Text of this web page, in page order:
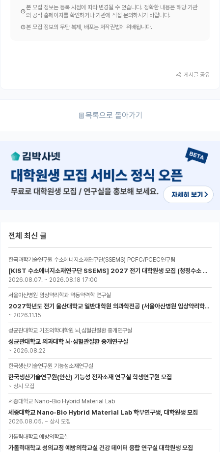
본 모집 정보는 등록 시점에 따라 변경될 수 있습니다. 정확한 내용은 해당 기관
의 공식 홈페이지를 확인하거나 기관에 직접 문의하시기 바랍니다.
본 모집 정보의 무단 복제, 배포는 저작권법에 위배됩니다.
게시글 공유
목록으로 돌아가기
전체 최신 글
한국과학기술연구원 수소에너지소재연구단(SSEMS) PCFC/PCEC연구팀
[KIST 수소에너지소재연구단 SSEMS] 2027 전기 대학원생 모집 (청정수소 생산/활용을 위한 프로톤 세라믹 전지)
2026.08.07. ~ 2026.08.18 17:00
서울아산병원 임상약리학과 약동약력학 연구실
2027학년도 전기 울산대학교 일반대학원 의과학전공 (서울아산병원 임상약리학과 약동약력학 연구실) 대학원생 모집공고
~ 2026.11.15
성균관대학교 기초의학대학원 뇌,심혈관질환 중개연구실
성균관대학교 의과대학 뇌·심혈관질환 중개연구실
~ 2026.08.22
한국생산기술연구원 기능성소재연구실
한국생산기술연구원(안산) 기능성 전자소재 연구실 학생연구원 모집
~ 상시 모집
세종대학교 Nano-Bio Hybrid Material Lab
세종대학교 Nano-Bio Hybrid Material Lab 학부연구생, 대학원생 모집
2026.08.05. ~ 상시 모집
가톨릭대학교 예방의학교실
가톨릭대학교 성의교정 예방의학교실 건강 데이터 융합 연구실 대학원생 모집